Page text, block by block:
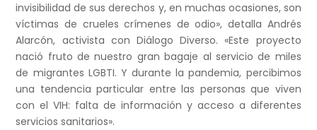
invisibilidad de sus derechos y, en muchas ocasiones, son
víctimas de crueles crímenes de odio», detalla Andrés
Alarcón, activista con Diálogo Diverso. «Este proyecto
nació fruto de nuestro gran bagaje al servicio de miles
de migrantes LGBTI. Y durante la pandemia, percibimos
una tendencia particular entre las personas que viven
con el VIH: falta de información y acceso a diferentes
servicios sanitarios».